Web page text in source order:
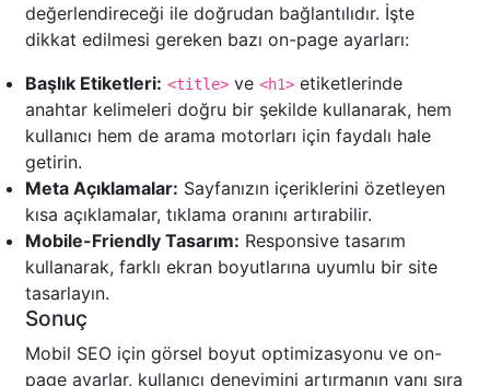
değerlendireceği ile doğrudan bağlantılıdır. İşte
dikkat edilmesi gereken bazı on-page ayarları:
Başlık Etiketleri: <title> ve <h1> etiketlerinde
anahtar kelimeleri doğru bir şekilde kullanarak, hem
kullanıcı hem de arama motorları için faydalı hale
getirin.
Meta Açıklamalar: Sayfanızın içeriklerini özetleyen
kısa açıklamalar, tıklama oranını artırabilir.
Mobile-Friendly Tasarım: Responsive tasarım
kullanarak, farklı ekran boyutlarına uyumlu bir site
tasarlayın.
Sonuç
Mobil SEO için görsel boyut optimizasyonu ve on-
page ayarlar, kullanıcı deneyimini artırmanın yanı sıra